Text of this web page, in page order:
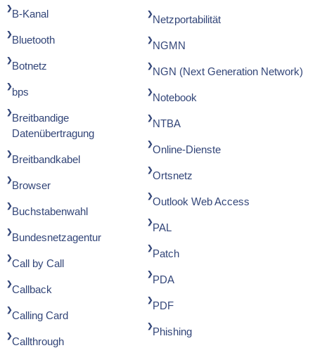
B-Kanal
Bluetooth
Botnetz
bps
Breitbandige
Datenübertragung
Breitbandkabel
Browser
Buchstabenwahl
Bundesnetzagentur
Call by Call
Callback
Calling Card
Callthrough
Netzportabilität
NGMN
NGN (Next Generation Network)
Notebook
NTBA
Online-Dienste
Ortsnetz
Outlook Web Access
PAL
Patch
PDA
PDF
Phishing